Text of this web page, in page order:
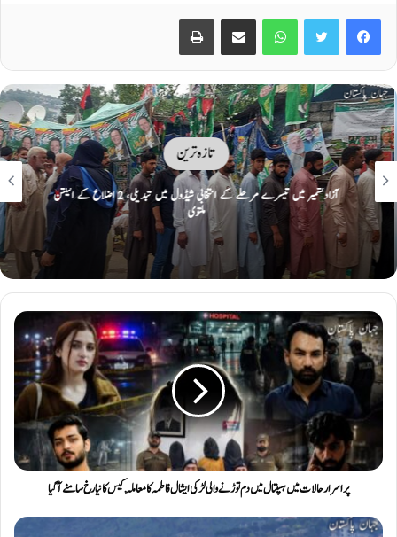
Facebook
Twitter
WhatsApp
Share via Email
Print
تازہ ترین
آزادکشمیر میں تیسرے مرحلے کے انتخابی شیڈول میں تبدیلی، 2 اضلاع کے الیکشن
ملتوی
پراسرار حالات میں ہسپتال میں دم توڑنے والی لڑکی ایشال فاطمہ کا معاملہ , کیس کا نیا رخ سامنے آگیا